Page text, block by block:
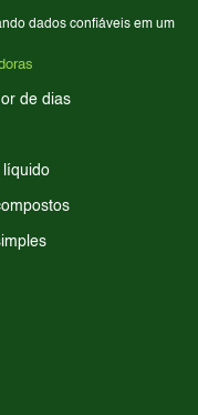
dados confiáveis em um
de dias
líquido